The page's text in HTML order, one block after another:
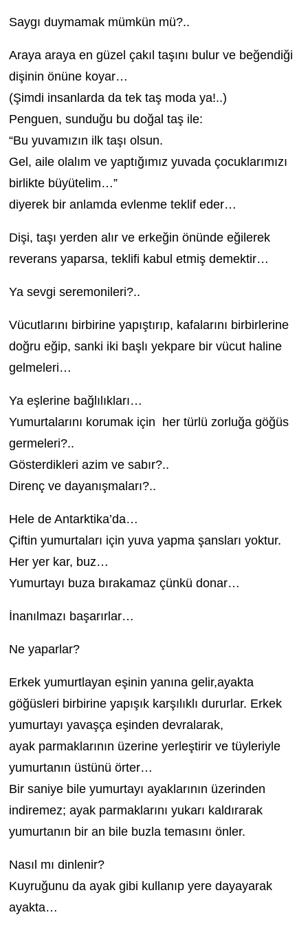
Saygı duymamak mümkün mü?..
Araya araya en güzel çakıl taşını bulur ve beğendiği
dişinin önüne koyar…
(Şimdi insanlarda da tek taş moda ya!..)
Penguen, sunduğu bu doğal taş ile:
“Bu yuvamızın ilk taşı olsun.
Gel, aile olalım ve yaptığımız yuvada çocuklarımızı
birlikte büyütelim…”
diyerek bir anlamda evlenme teklif eder…
Dişi, taşı yerden alır ve erkeğin önünde eğilerek
reverans yaparsa, teklifi kabul etmiş demektir…
Ya sevgi seremonileri?..
Vücutlarını birbirine yapıştırıp, kafalarını birbirlerine
doğru eğip, sanki iki başlı yekpare bir vücut haline
gelmeleri…
Ya eşlerine bağlılıkları…
Yumurtalarını korumak için her türlü zorluğa göğüs
germeleri?..
Gösterdikleri azim ve sabır?..
Direnç ve dayanışmaları?..
Hele de Antarktika’da…
Çiftin yumurtaları için yuva yapma şansları yoktur.
Her yer kar, buz…
Yumurtayı buza bırakamaz çünkü donar…
İnanılmazı başarırlar…
Ne yaparlar?
Erkek yumurtlayan eşinin yanına gelir,ayakta
göğüsleri birbirine yapışık karşılıklı dururlar. Erkek
yumurtayı yavaşça eşinden devralarak,
ayak parmaklarının üzerine yerleştirir ve tüyleriyle
yumurtanın üstünü örter…
Bir saniye bile yumurtayı ayaklarının üzerinden
indiremez; ayak parmaklarını yukarı kaldırarak
yumurtanın bir an bile buzla temasını önler.
Nasıl mı dinlenir?
Kuyruğunu da ayak gibi kullanıp yere dayayarak
ayakta…